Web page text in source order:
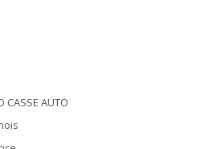
CASSE AUTO